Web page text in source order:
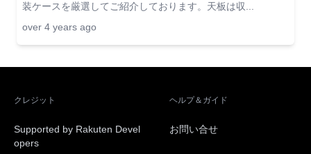
装ケースを厳選してご紹介しております。天板は収...
over 4 years ago
クレジット
Supported by Rakuten Devel
opers
ヘルプ＆ガイド
お問い合せ